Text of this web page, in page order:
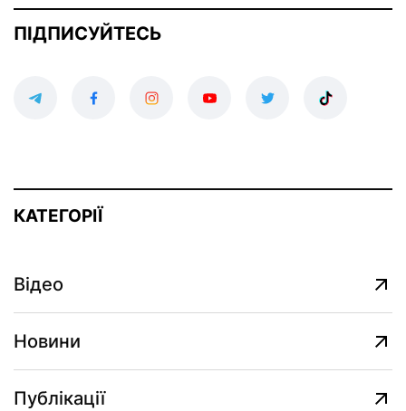
ПІДПИСУЙТЕСЬ
КАТЕГОРІЇ
Відео
Новини
Публікації